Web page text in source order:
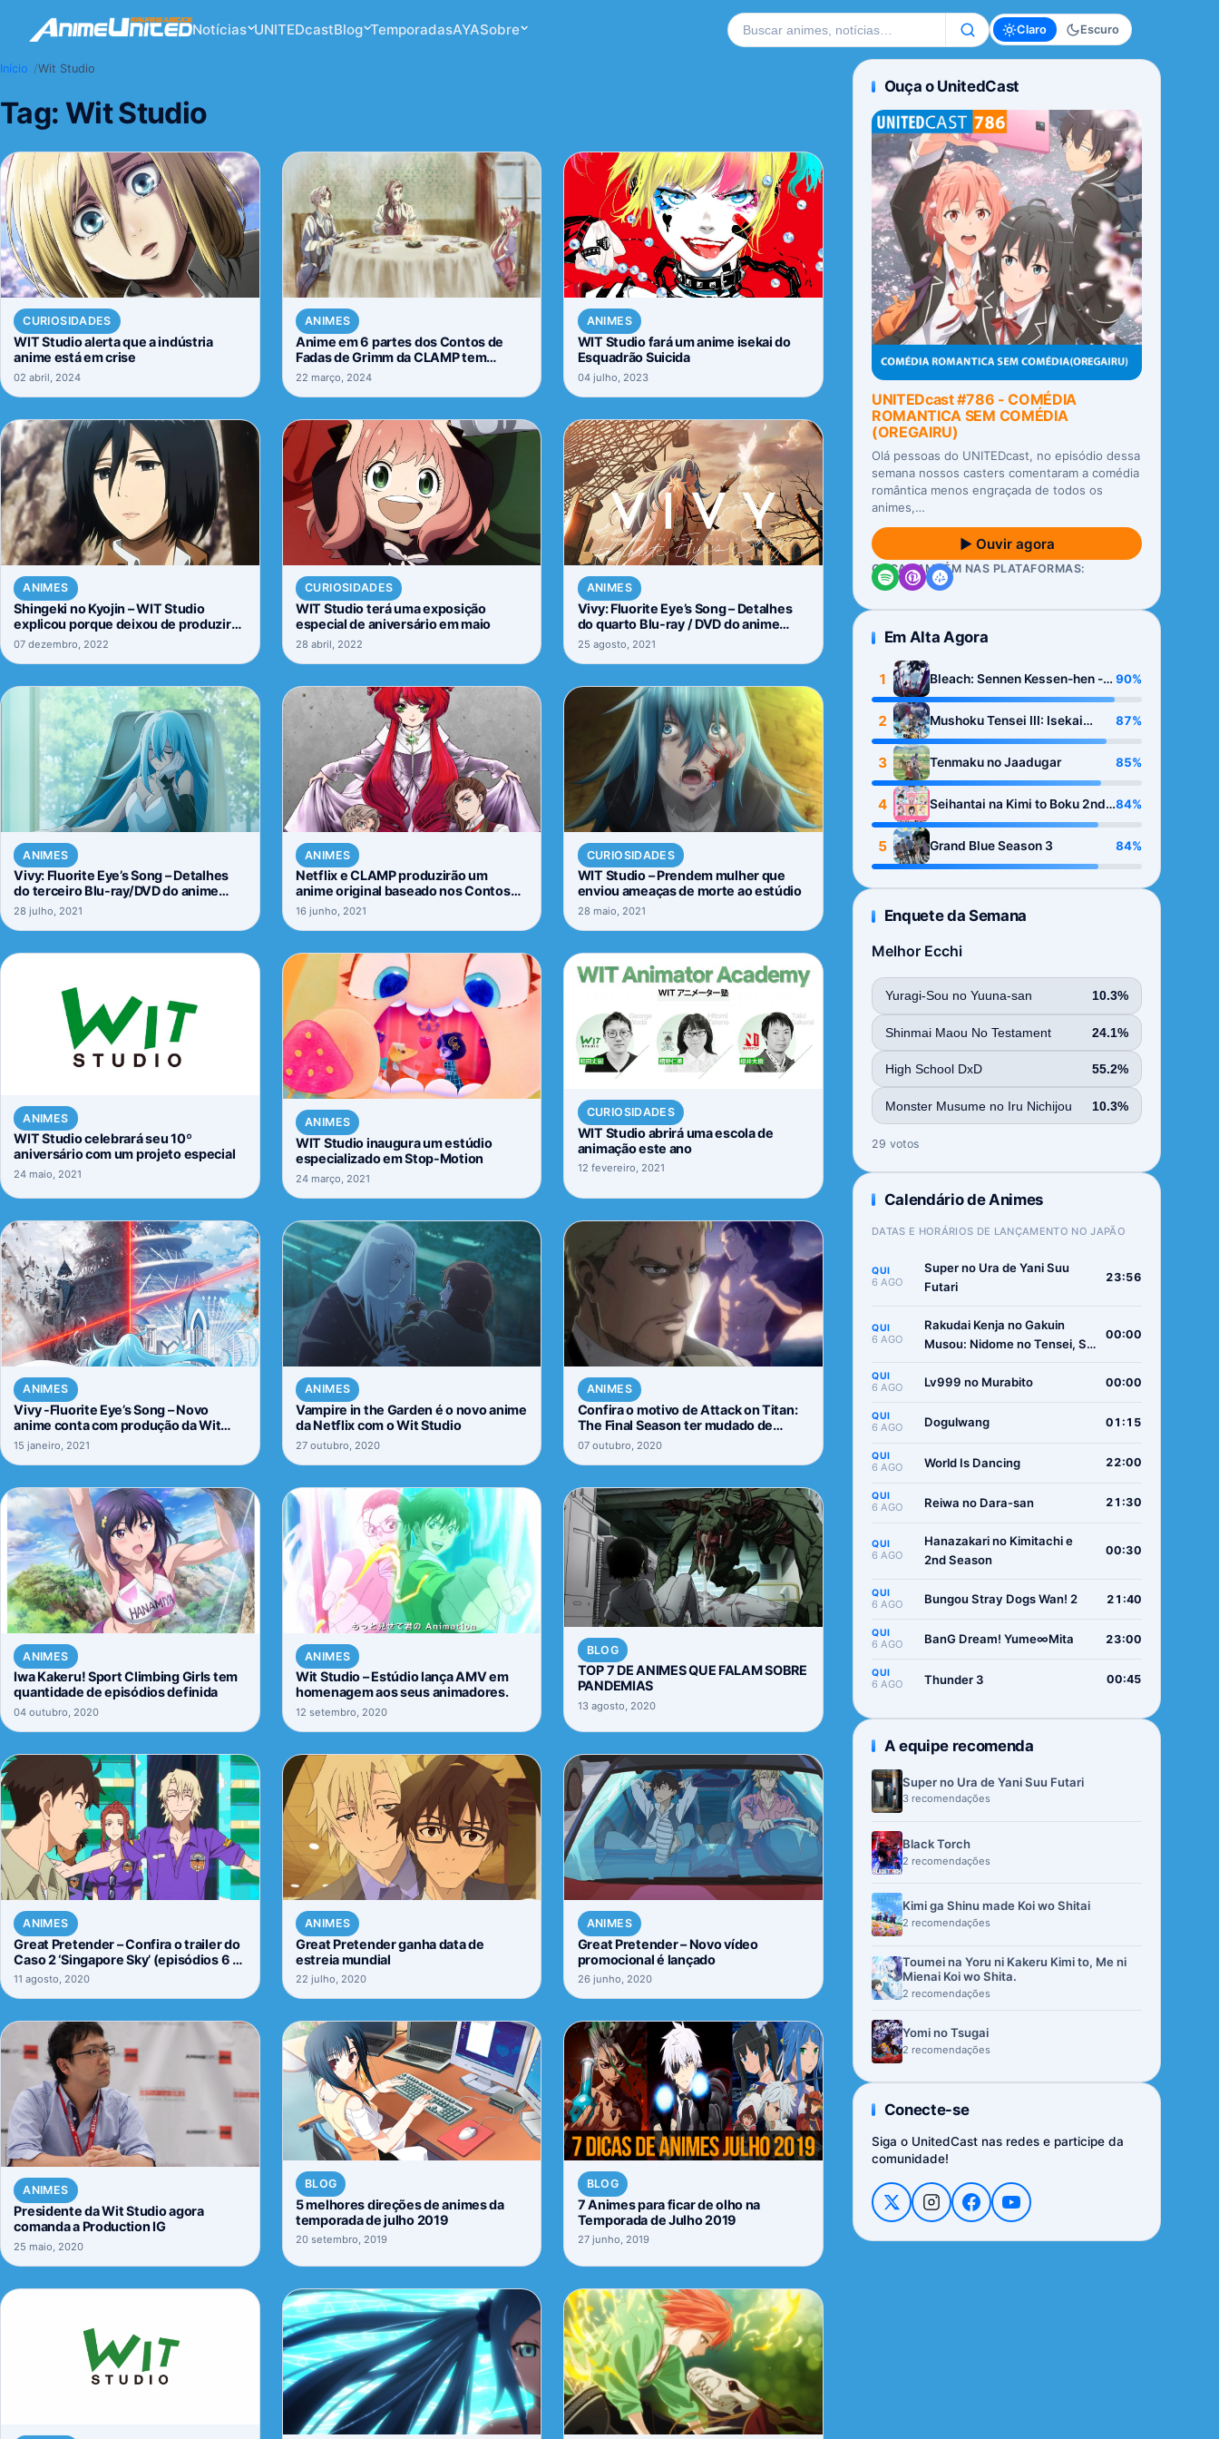
Notícias UNITEDcastBlog TemporadasAYASobre Buscar no site Claro Escuro
Início Wit Studio
Tag: Wit Studio
CURIOSIDADES
WIT Studio alerta que a indústria
anime está em crise
02 abril, 2024
ANIMES
Anime em 6 partes dos Contos de
Fadas de Grimm da CLAMP tem
estreia definida
22 março, 2024
ANIMES
WIT Studio fará um anime isekai do
Esquadrão Suicida
04 julho, 2023
ANIMES
Shingeki no Kyojin – WIT Studio
explicou porque deixou de produzir
anime
07 dezembro, 2022
CURIOSIDADES
WIT Studio terá uma exposição
especial de aniversário em maio
28 abril, 2022
ANIMES
Vivy: Fluorite Eye’s Song – Detalhes
do quarto Blu-ray / DVD do anime
foram revelados.
25 agosto, 2021
ANIMES
Vivy: Fluorite Eye’s Song – Detalhes
do terceiro Blu-ray/DVD do anime
foram revelados
28 julho, 2021
ANIMES
Netflix e CLAMP produzirão um
anime original baseado nos Contos
dos Irmãos Grimm
16 junho, 2021
CURIOSIDADES
WIT Studio – Prendem mulher que
enviou ameaças de morte ao estúdio
28 maio, 2021
ANIMES
WIT Studio celebrará seu 10º
aniversário com um projeto especial
24 maio, 2021
ANIMES
WIT Studio inaugura um estúdio
especializado em Stop-Motion
24 março, 2021
CURIOSIDADES
WIT Studio abrirá uma escola de
animação este ano
12 fevereiro, 2021
ANIMES
Vivy -Fluorite Eye’s Song – Novo
anime conta com produção da Wit
Studio.
15 janeiro, 2021
ANIMES
Vampire in the Garden é o novo anime
da Netflix com o Wit Studio
27 outubro, 2020
ANIMES
Confira o motivo de Attack on Titan:
The Final Season ter mudado de
estúdio
07 outubro, 2020
ANIMES
Iwa Kakeru! Sport Climbing Girls tem
quantidade de episódios definida
04 outubro, 2020
ANIMES
Wit Studio – Estúdio lança AMV em
homenagem aos seus animadores.
12 setembro, 2020
BLOG
TOP 7 DE ANIMES QUE FALAM SOBRE
PANDEMIAS
13 agosto, 2020
ANIMES
Great Pretender – Confira o trailer do
Caso 2 ‘Singapore Sky’ (episódios 6 –
10)
11 agosto, 2020
ANIMES
Great Pretender ganha data de
estreia mundial
22 julho, 2020
ANIMES
Great Pretender – Novo vídeo
promocional é lançado
26 junho, 2020
ANIMES
Presidente da Wit Studio agora
comanda a Production IG
25 maio, 2020
BLOG
5 melhores direções de animes da
temporada de julho 2019
20 setembro, 2019
BLOG
7 Animes para ficar de olho na
Temporada de Julho 2019
27 junho, 2019
Ouça o UnitedCast
UNITEDcast #786 - COMÉDIA
ROMANTICA SEM COMÉDIA
(OREGAIRU)
Olá pessoas do UNITEDcast, no episódio dessa
semana nossos casters comentaram a comédia
romântica menos engraçada de todos os
animes,…
▶ Ouvir agora
OUÇA TAMBÉM NAS PLATAFORMAS:
Em Alta Agora
1
Bleach: Sennen Kessen-hen -
Kashin-tan
90%
2
Mushoku Tensei III: Isekai
Ittara Honki Dasu
87%
3 Tenmaku no Jaadugar 85%
4
Seihantai na Kimi to Boku 2nd
Season
84%
5 Grand Blue Season 3 84%
Enquete da Semana
Melhor Ecchi
Yuragi-Sou no Yuuna-san 10.3%
Shinmai Maou No Testament 24.1%
High School DxD 55.2%
Monster Musume no Iru Nichijou 10.3%
29 votos
Calendário de Animes
DATAS E HORÁRIOS DE LANÇAMENTO NO JAPÃO
QUI
6 AGO
Super no Ura de Yani Suu
Futari
23:56
QUI
6 AGO
Rakudai Kenja no Gakuin
Musou: Nidome no Tensei, S-
Boukenroku
00:00
QUI
6 AGO Lv999 no Murabito 00:00
QUI
6 AGO Dogulwang 01:15
QUI
6 AGO World Is Dancing 22:00
QUI
6 AGO Reiwa no Dara-san 21:30
QUI
6 AGO
Hanazakari no Kimitachi e
2nd Season
00:30
QUI
6 AGO Bungou Stray Dogs Wan! 2 21:40
QUI
6 AGO BanG Dream! Yume∞Mita 23:00
QUI
6 AGO Thunder 3 00:45
A equipe recomenda
Super no Ura de Yani Suu Futari
3 recomendações
Black Torch
2 recomendações
Kimi ga Shinu made Koi wo Shitai
2 recomendações
Toumei na Yoru ni Kakeru Kimi to, Me ni
Mienai Koi wo Shita.
2 recomendações
Yomi no Tsugai
2 recomendações
Conecte-se
Siga o UnitedCast nas redes e participe da
comunidade!